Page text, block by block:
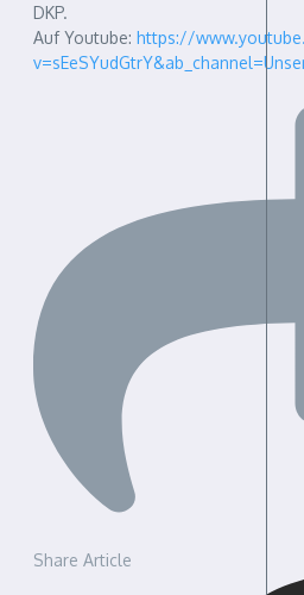
DKP.
Auf Youtube: https://
Share Article